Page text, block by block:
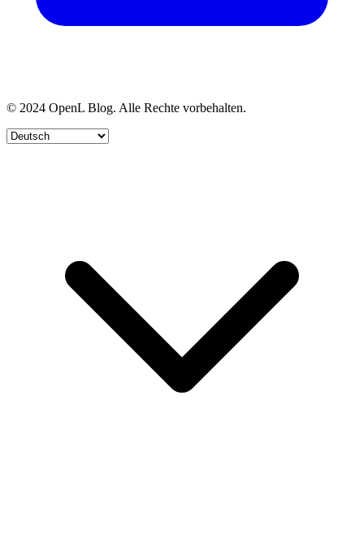
© 2024 OpenL Blog. Alle Rechte vorbehalten.